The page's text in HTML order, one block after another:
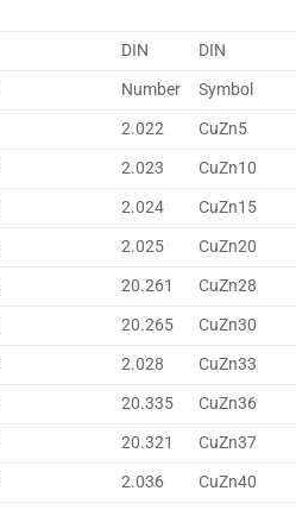
DIN
DIN
Number
Symbol
2.022
CuZn5
2.023
CuZn10
2.024
CuZn15
2.025
CuZn20
20.261
CuZn28
20.265
CuZn30
2.028
CuZn33
20.335
CuZn36
20.321
CuZn37
2.036
CuZn40